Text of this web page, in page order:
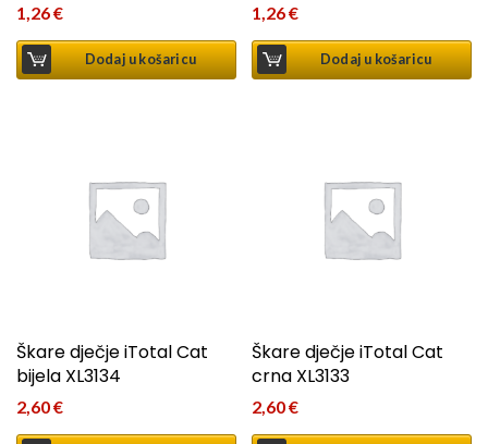
1,26€
Dodaj u košaricu
1,26€
Dodaj u košaricu
Škare dječje iTotal Cat
bijela XL3134
2,60€
Škare dječje iTotal Cat
crna XL3133
2,60€